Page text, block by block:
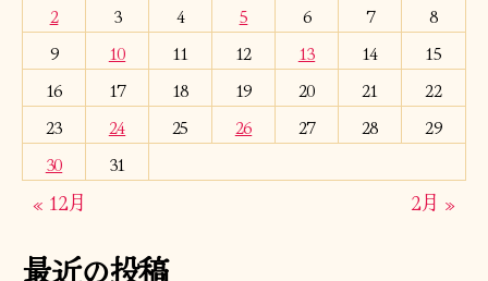
2
3 4 5 6 7
8
9
10 11 12 13 14
15
16
17 18 19 20 21
22
23
24 25 26 27 28
29
30
31
« 12月 2月 »
最近の投稿